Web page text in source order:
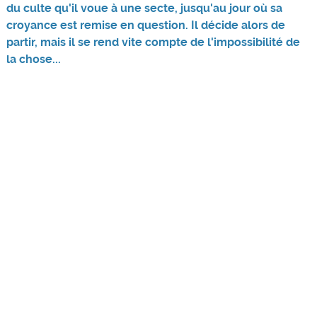
du culte qu'il voue à une secte, jusqu'au jour où sa
croyance est remise en question. Il décide alors de
partir, mais il se rend vite compte de l'impossibilité de
la chose...